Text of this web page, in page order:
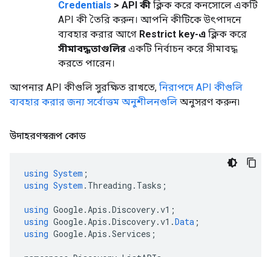
Credentials > API কী ক্লিক করে কনসোলে একটি
API কী তৈরি করুন। আপনি কীটিকে উৎপাদনে
ব্যবহার করার আগে Restrict key-এ ক্লিক করে
সীমাবদ্ধতাগুলির একটি নির্বাচন করে সীমাবদ্ধ
করতে পারেন।
আপনার API কীগুলি সুরক্ষিত রাখতে, নিরাপদে API কীগুলি
ব্যবহার করার জন্য সর্বোত্তম অনুশীলনগুলি অনুসরণ করুন৷
উদাহরণস্বরূপ কোড
using System ;
using System . Threading . Tasks ;
using Google.Apis .Discovery.v1 ;
using Google.Apis .Discovery.v1 .Data ;
using Google.Apis .Services ;